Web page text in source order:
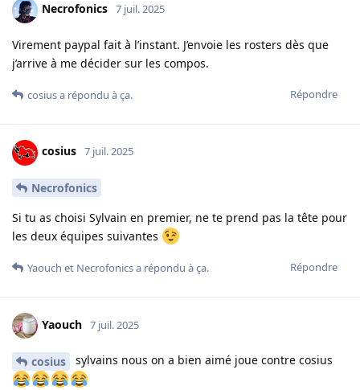
Necrofonics 7 juil. 2025
Virement paypal fait à l’instant. J’envoie les rosters dès que
j’arrive à me décider sur les compos.
Répondre
cosiusa répondu à ça.
cosius 7 juil. 2025
Necrofonics
Si tu as choisi Sylvain en premier, ne te prend pas la tête pour
les deux équipes suivantes
Répondre
Yaouch et Necrofonicsa répondu à ça.
Yaouch 7 juil. 2025
cosius sylvains nous on a bien aimé joue contre cosius